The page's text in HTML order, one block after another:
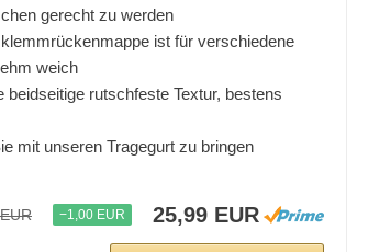
gerecht zu werden
ist für verschiedene
weich
rutschfeste Textur, bestens
mit unseren Tragegurt zu bringen
−1,00 EUR 25,99 EUR